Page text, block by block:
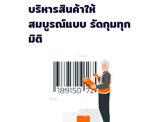
บริหารสินค้าให้
สมบูรณ์แบบ รัดกุมทุก
มิติ